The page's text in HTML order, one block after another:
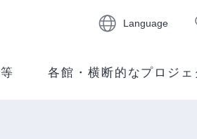
Language
各館・横断的なプロジェ